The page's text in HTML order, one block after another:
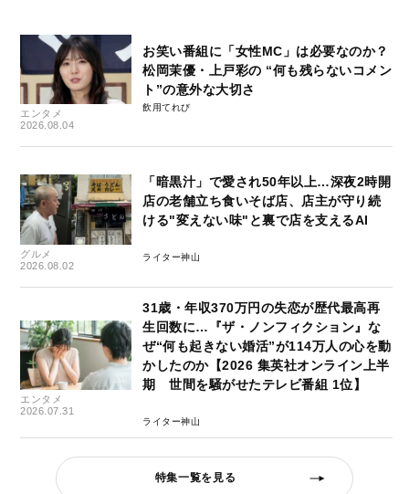
エンタメ
2026.08.04
お笑い番組に「女性MC」は必要なのか？
松岡茉優・上戸彩の “何も残らないコメン
ト”の意外な大切さ
飲用てれび
グルメ
2026.08.02
「暗黒汁」で愛され50年以上…深夜2時開
店の老舗立ち食いそば店、店主が守り続
ける"変えない味"と裏で店を支えるAI
ライター神山
エンタメ
2026.07.31
31歳・年収370万円の失恋が歴代最高再
生回数に…『ザ・ノンフィクション』な
ぜ“何も起きない婚活”が114万人の心を動
かしたのか【2026 集英社オンライン上半
期 世間を騒がせたテレビ番組 1位】
ライター神山
特集一覧を見る